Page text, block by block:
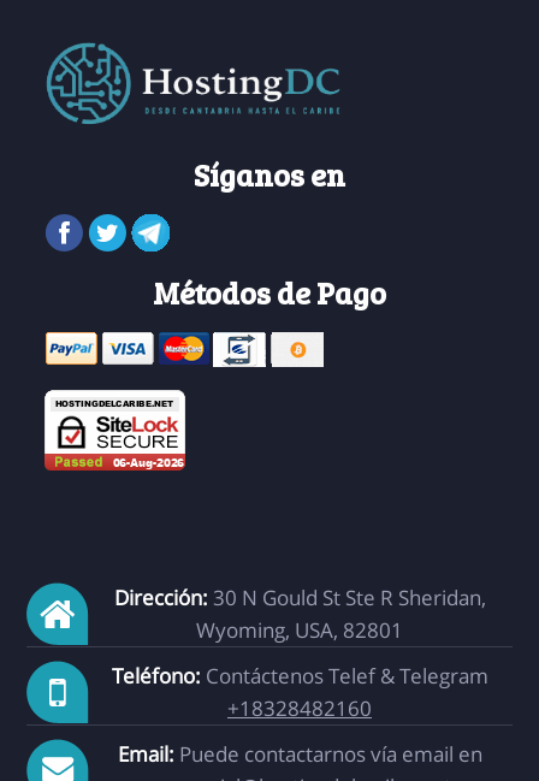
Síganos en
Métodos de Pago
Dirección: 30 N Gould St Ste R Sheridan,
Wyoming, USA, 82801
Teléfono: Contáctenos Telef & Telegram
+18328482160
Email: Puede contactarnos vía email en